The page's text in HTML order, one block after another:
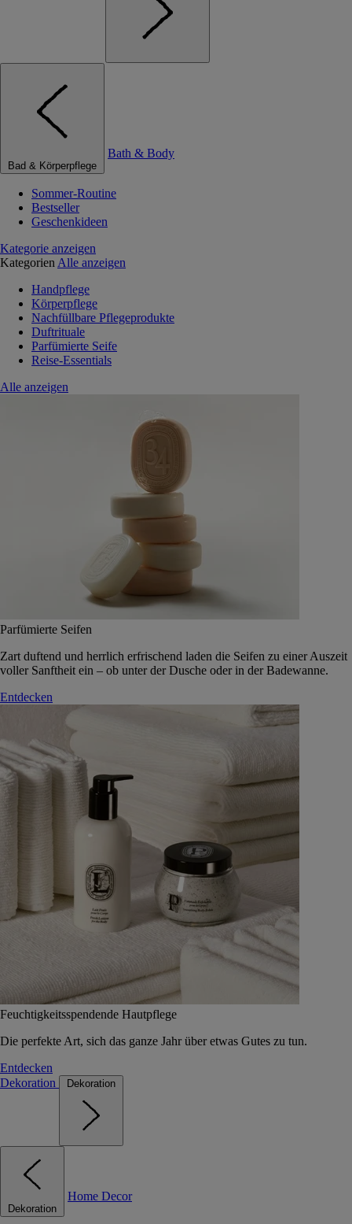
Bad & Körperpflege
Bath & Body
Sommer-Routine
Bestseller
Geschenkideen
Kategorie anzeigen
Kategorien Alle anzeigen
Handpflege
Körperpflege
Nachfüllbare Pflegeprodukte
Duftrituale
Parfümierte Seife
Reise-Essentials
Alle anzeigen
Parfümierte Seifen
Zart duftend und herrlich erfrischend laden die Seifen zu einer Auszeit
voller Sanftheit ein – ob unter der Dusche oder in der Badewanne.
Entdecken
Feuchtigkeitsspendende Hautpflege
Die perfekte Art, sich das ganze Jahr über etwas Gutes zu tun.
Entdecken
Dekoration
Dekoration
Dekoration
Home Decor